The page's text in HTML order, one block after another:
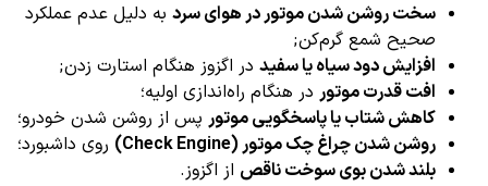
سخت روشن شدن موتور در هوای سرد به دلیل عدم عملکرد
صحیح شمع گرم‌کن;
افزایش دود سیاه یا سفید در اگزوز هنگام استارت زدن;
افت قدرت موتور در هنگام راه‌اندازی اولیه؛
کاهش شتاب یا پاسخگویی موتور پس از روشن شدن خودرو؛
روشن شدن چراغ چک موتور (Check Engine)
روی داشبورد؛
بلند شدن بوی سوخت ناقص از اگزوز.